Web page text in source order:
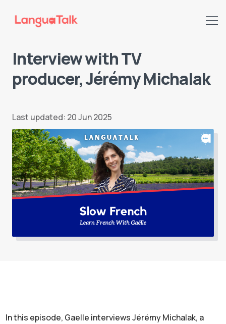
Interview with TV
producer, Jérémy Michalak
Last updated: 20 Jun 2025
In this episode, Gaelle interviews Jérémy Michalak, a